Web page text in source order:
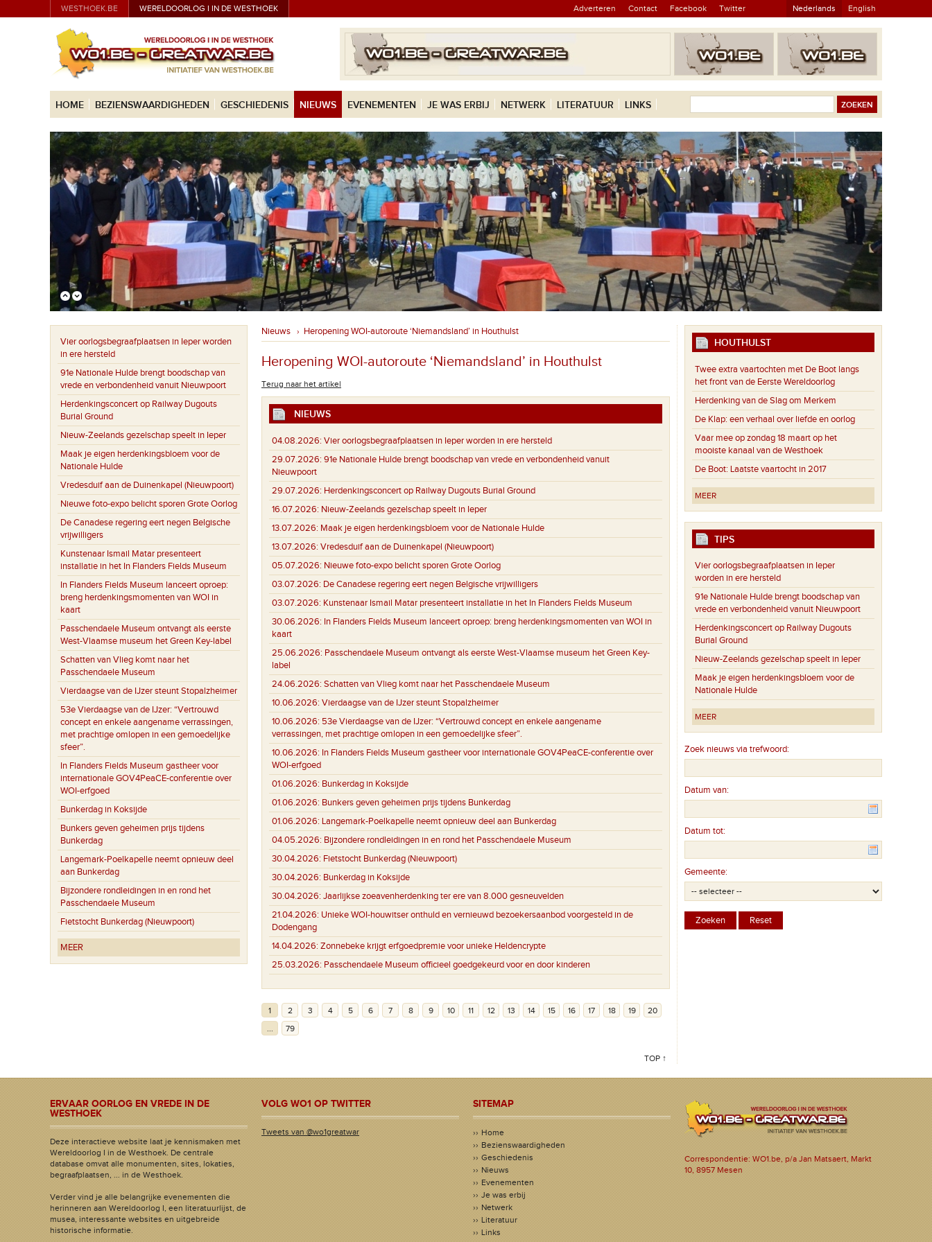
WESTHOEK.BE WERELDOORLOG I IN DE WESTHOEK Adverteren Contact Facebook Twitter Nederlands English
HOME BEZIENSWAARDIGHEDEN GESCHIEDENIS NIEUWS EVENEMENTEN JE WAS ERBIJ NETWERK LITERATUUR LINKS
Vier oorlogsbegraafplaatsen in Ieper worden
in ere hersteld
91e Nationale Hulde brengt boodschap van
vrede en verbondenheid vanuit Nieuwpoort
Herdenkingsconcert op Railway Dugouts
Burial Ground
Nieuw-Zeelands gezelschap speelt in Ieper
Maak je eigen herdenkingsbloem voor de
Nationale Hulde
Vredesduif aan de Duinenkapel (Nieuwpoort)
Nieuwe foto-expo belicht sporen Grote Oorlog
De Canadese regering eert negen Belgische
vrijwilligers
Kunstenaar Ismail Matar presenteert
installatie in het In Flanders Fields Museum
In Flanders Fields Museum lanceert oproep:
breng herdenkingsmomenten van WOI in
kaart
Passchendaele Museum ontvangt als eerste
West-Vlaamse museum het Green Key-label
Schatten van Vlieg komt naar het
Passchendaele Museum
Vierdaagse van de IJzer steunt Stopalzheimer
53e Vierdaagse van de IJzer: “Vertrouwd
concept en enkele aangename verrassingen,
met prachtige omlopen in een gemoedelijke
sfeer”.
In Flanders Fields Museum gastheer voor
internationale GOV4PeaCE-conferentie over
WOI-erfgoed
Bunkerdag in Koksijde
Bunkers geven geheimen prijs tijdens
Bunkerdag
Langemark-Poelkapelle neemt opnieuw deel
aan Bunkerdag
Bijzondere rondleidingen in en rond het
Passchendaele Museum
Fietstocht Bunkerdag (Nieuwpoort)
MEER
Nieuws › Heropening WOI-autoroute ‘Niemandsland’ in Houthulst
Heropening WOI-autoroute ‘Niemandsland’ in Houthulst
Terug naar het artikel
NIEUWS
04.08.2026: Vier oorlogsbegraafplaatsen in Ieper worden in ere hersteld
29.07.2026: 91e Nationale Hulde brengt boodschap van vrede en verbondenheid vanuit
Nieuwpoort
29.07.2026: Herdenkingsconcert op Railway Dugouts Burial Ground
16.07.2026: Nieuw-Zeelands gezelschap speelt in Ieper
13.07.2026: Maak je eigen herdenkingsbloem voor de Nationale Hulde
13.07.2026: Vredesduif aan de Duinenkapel (Nieuwpoort)
05.07.2026: Nieuwe foto-expo belicht sporen Grote Oorlog
03.07.2026: De Canadese regering eert negen Belgische vrijwilligers
03.07.2026: Kunstenaar Ismail Matar presenteert installatie in het In Flanders Fields Museum
30.06.2026: In Flanders Fields Museum lanceert oproep: breng herdenkingsmomenten van WOI in
kaart
25.06.2026: Passchendaele Museum ontvangt als eerste West-Vlaamse museum het Green Key-
label
24.06.2026: Schatten van Vlieg komt naar het Passchendaele Museum
10.06.2026: Vierdaagse van de IJzer steunt Stopalzheimer
10.06.2026: 53e Vierdaagse van de IJzer: “Vertrouwd concept en enkele aangename
verrassingen, met prachtige omlopen in een gemoedelijke sfeer”.
10.06.2026: In Flanders Fields Museum gastheer voor internationale GOV4PeaCE-conferentie over
WOI-erfgoed
01.06.2026: Bunkerdag in Koksijde
01.06.2026: Bunkers geven geheimen prijs tijdens Bunkerdag
01.06.2026: Langemark-Poelkapelle neemt opnieuw deel aan Bunkerdag
04.05.2026: Bijzondere rondleidingen in en rond het Passchendaele Museum
30.04.2026: Fietstocht Bunkerdag (Nieuwpoort)
30.04.2026: Bunkerdag in Koksijde
30.04.2026: Jaarlijkse zoeavenherdenking ter ere van 8.000 gesneuvelden
21.04.2026: Unieke WOI-houwitser onthuld en vernieuwd bezoekersaanbod voorgesteld in de
Dodengang
14.04.2026: Zonnebeke krijgt erfgoedpremie voor unieke Heldencrypte
25.03.2026: Passchendaele Museum officieel goedgekeurd voor en door kinderen
1 2 3 4 5 6 7 8 9 10 11 12 13 14 15 16 17 18 19
20
79
TOP ↑
HOUTHULST
Twee extra vaartochten met De Boot langs
het front van de Eerste Wereldoorlog
Herdenking van de Slag om Merkem
De Klap: een verhaal over liefde en oorlog
Vaar mee op zondag 18 maart op het
mooiste kanaal van de Westhoek
De Boot: Laatste vaartocht in 2017
MEER
TIPS
Vier oorlogsbegraafplaatsen in Ieper
worden in ere hersteld
91e Nationale Hulde brengt boodschap van
vrede en verbondenheid vanuit Nieuwpoort
Herdenkingsconcert op Railway Dugouts
Burial Ground
Nieuw-Zeelands gezelschap speelt in Ieper
Maak je eigen herdenkingsbloem voor de
Nationale Hulde
MEER
Zoek nieuws via trefwoord:
Datum van:
Datum tot:
Gemeente:
ERVAAR OORLOG EN VREDE IN DE
WESTHOEK
Deze interactieve website laat je kennismaken met
Wereldoorlog I in de Westhoek. De centrale
database omvat alle monumenten, sites, lokaties,
begraafplaatsen, ... in de Westhoek.
Verder vind je alle belangrijke evenementen die
herinneren aan Wereldoorlog I, een literatuurlijst, de
musea, interessante websites en uitgebreide
historische informatie.
VOLG WO1 OP TWITTER
Tweets van @wo1greatwar
SITEMAP
Home
Bezienswaardigheden
Geschiedenis
Nieuws
Evenementen
Je was erbij
Netwerk
Literatuur
Links
Correspondentie: WO1.be, p/a Jan Matsaert, Markt
10, 8957 Mesen